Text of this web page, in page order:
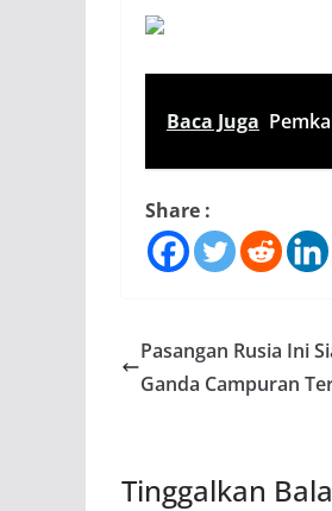
Baca Juga
Share :
Pasangan Rusia Ini
Ganda Campuran
Tinggalkan